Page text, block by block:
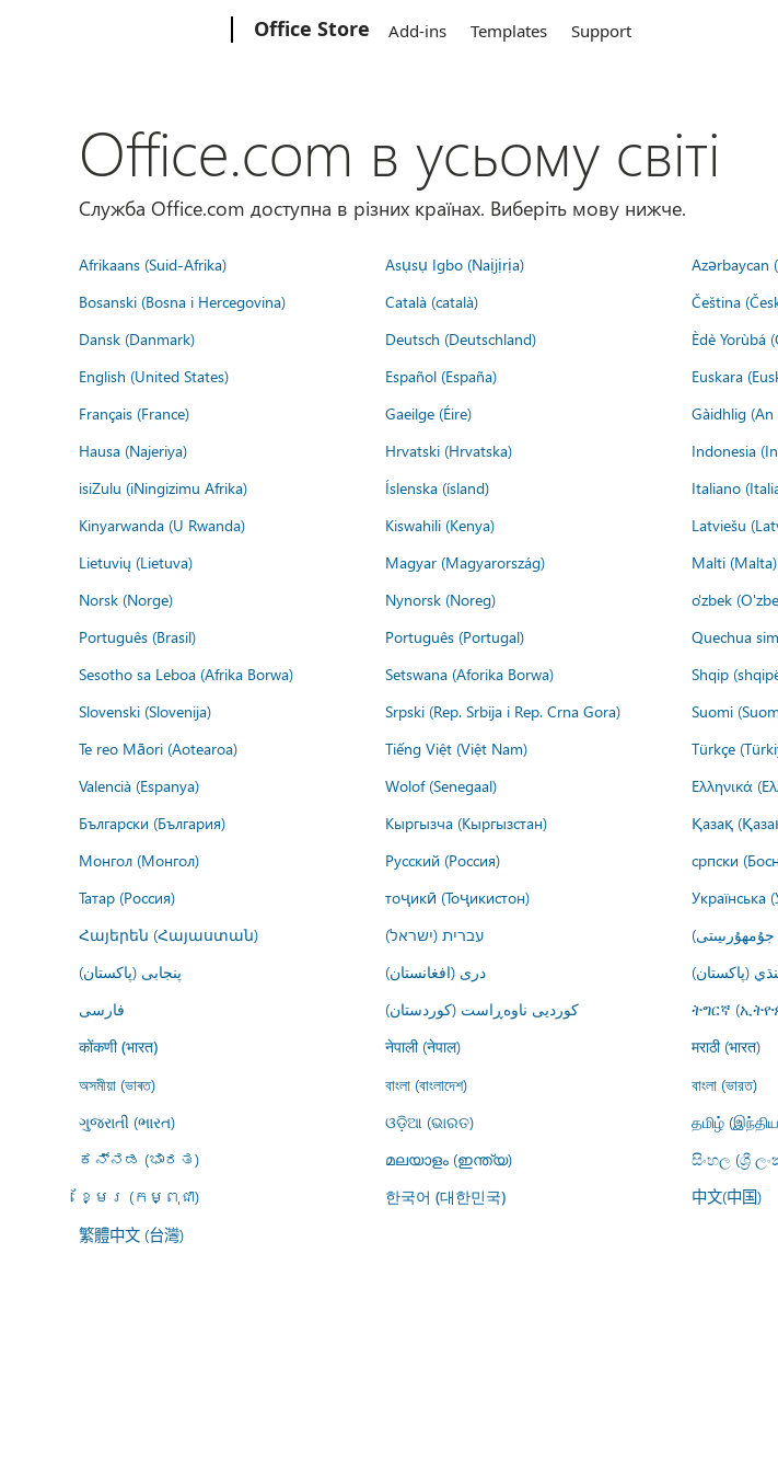
Office Store Add-ins Templates Support
Office.com в усьому світі
Служба Office.com доступна в різних країнах. Виберіть мову нижче.
Afrikaans (Suid-Afrika) Asụsụ Igbo (Naịjịrịa) Azərbaycan
Bosanski (Bosna i Hercegovina)
Català (català) Čeština
Dansk (Danmark)
Deutsch (Deutschland) Èdè Yorùbá
English (United States)
Español (España) Euskara
Français (France)
Gaeilge (Éire) Gàidhlig
Hausa (Najeriya)
Hrvatski (Hrvatska) Indonesia
isiZulu (iNingizimu Afrika)
Íslenska (ísland) Italiano
Kinyarwanda (U Rwanda)
Kiswahili (Kenya) Latviešu
Lietuvių (Lietuva)
Magyar (Magyarország) Malti (Malta)
Norsk (Norge)
Nynorsk (Noreg) o'zbek
Português (Brasil)
Português (Portugal) Quechua
Sesotho sa Leboa (Afrika Borwa)
Setswana (Aforika Borwa) Shqip
Slovenski (Slovenija)
Srpski (Rep. Srbija i Rep. Crna Gora) Suomi
Te reo Māori (Aotearoa)
Tiếng Việt (Việt Nam) Türkçe
Valencià (Espanya)
Wolof (Senegaal) Ελληνικά
Български (България)
Кыргызча (Кыргызстан) Қазақ
Монгол (Монгол)
Русский (Россия) српски
Татар (Россия)
тоҷикӣ (Тоҷикистон) Українська
Հայերեն (Հայաստան)
עברית (ישראל)
پنجابی (پاکستان)
درى (افغانستان) (پاکستان)
فارسى
کوردیی ناوەڕاست (کوردستان) ትግርኛ
कोंकणी (भारत) नेपाली (नेपाल) मराठी (भारत)
অসমীয়া (ভাৰত) বাংলা (বাংলাদেশ) বাংলা (ভারত)
ગુજરાતી (ભારત)
ଓଡ଼ିଆ (ଭାରତ) தமிழ்
ಕನ್ನಡ (ಭಾರತ)
മലയാളം (ഇന്ത്യ) සිංහල (ශ්‍රී
ខ្មែរ (កម្ពុជា)
한국어 (대한민국) 中文(中国)
繁體中文 (台灣)